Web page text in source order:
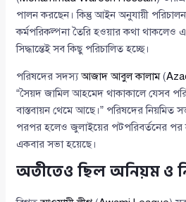
পালন করছেন। কিন্তু আইন অনুযায়ী
কর্মপরিকল্পনা তৈরি হওয়ার কথা থাকলেও
সিদ্ধান্তেই সব কিছু পরিচালিত হচ্ছে।
পরিষদের সদস্যআজাদ আবুল কালাম(
“সৈয়দ জামিল আহমেদ থাকাকালে যেসব
বাস্তবায়ন থেমে আছে।” পরিষদের নিয়মিত
পরপর হলেও জুলাইয়ের পটপরিবর্তনের পর
একবার সভা হয়েছে।
অতীতেও ছিল অনিয়ম ও